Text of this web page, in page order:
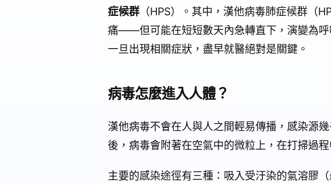
症候群（HPS）。其中，漢他病毒肺症候群（
痛——但可能在短短數天內急轉直下，演變為呼
一旦出現相關症狀，盡早就醫絕對是關鍵。
病毒怎麼進入人體？
漢他病毒不會在人與人之間輕易傳播，感染源
後，病毒會附著在空氣中的微粒上，在打掃過
主要的感染途徑有三種：吸入受汙染的氣溶膠